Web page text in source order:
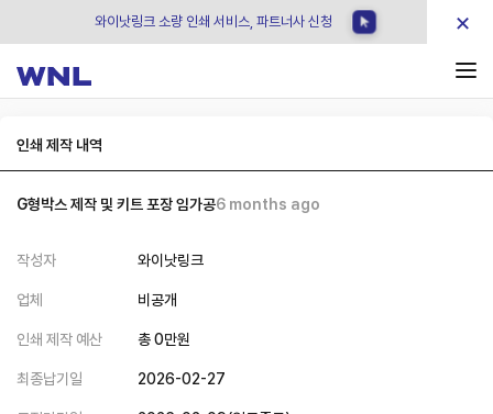
와이낫링크 소량 인쇄 서비스, 파트너사 신청 ×
인쇄 제작 내역
G형박스 제작 및 키트 포장 임가공6 months ago
작성자 와이낫링크
업체 비공개
인쇄 제작 예산 총0만원
최종납기일 2026-02-27